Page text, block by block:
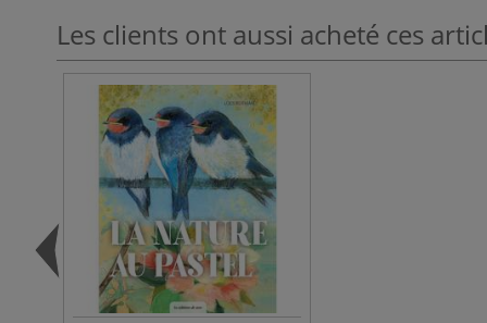
Les clients ont aussi acheté ces